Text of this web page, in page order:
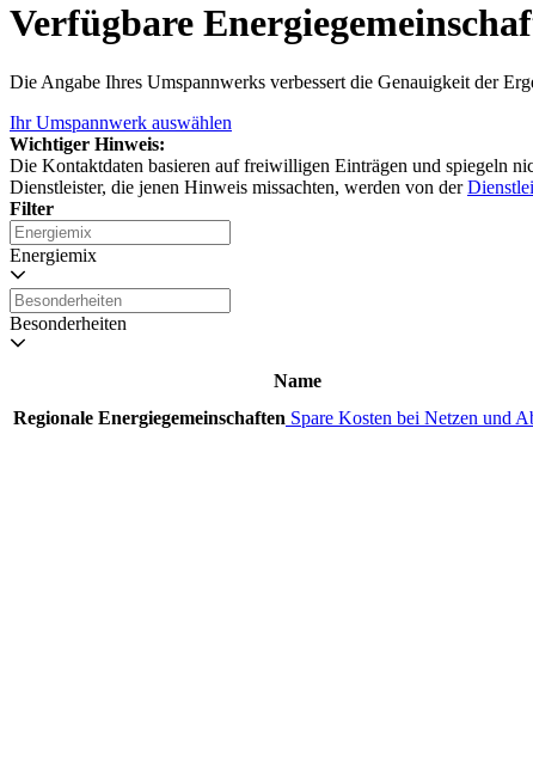
Verfügbare
Die Angabe Ihres Umspannwerks verbessert die Genauigkeit der
Ihr Umspannwerk auswählen
Wichtiger Hinweis:
Die Kontaktdaten basieren auf freiwilligen Einträgen und spiegeln
Dienstleister, die jenen Hinweis missachten, werden von der
Filter
Energiemix
Besonderheiten
Name
Regionale Energiegemeinschaften Spare Kosten bei Netzen und